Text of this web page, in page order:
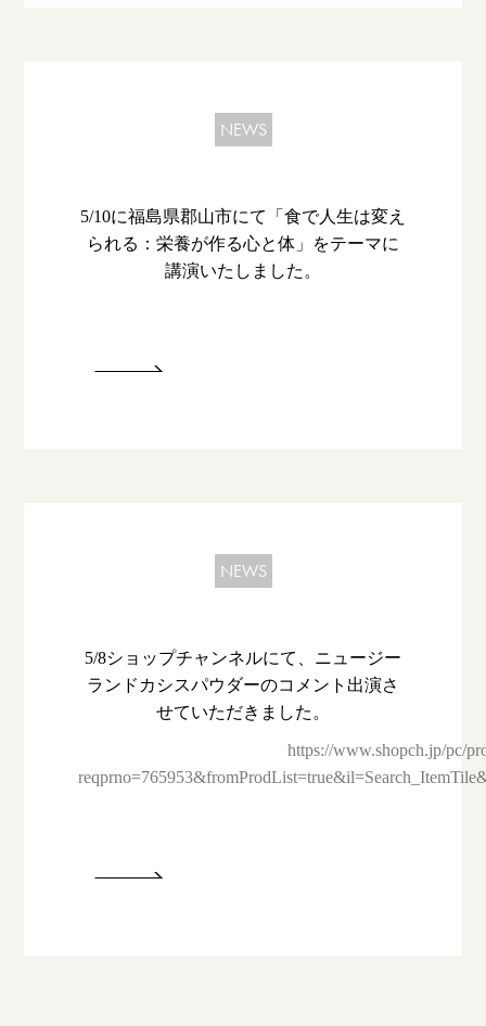
NEWS
5/10に福島県郡山市にて「食で人生は変え
られる：栄養が作る心と体」をテーマに
講演いたしました。
NEWS
5/8ショップチャンネルにて、ニュージー
ランドカシスパウダーのコメント出演さ
せていただきました。
https://www.shopch.jp/pc/